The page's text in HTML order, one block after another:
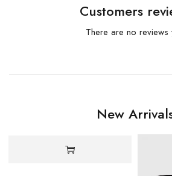
Customers
There are no reviews
New